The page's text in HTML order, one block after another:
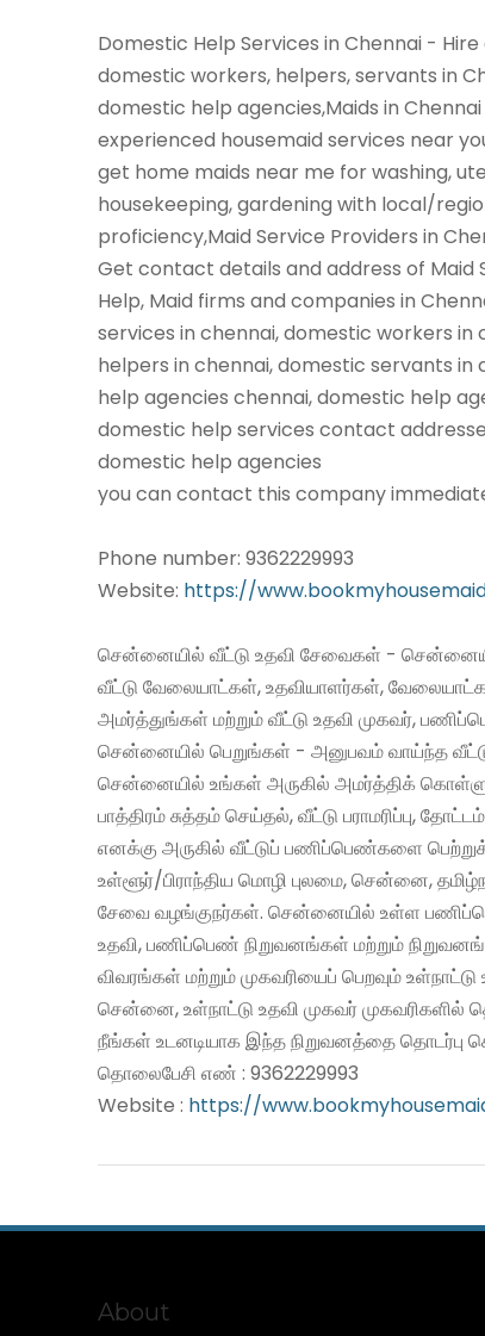
Domestic Help Services in Chennai -
domestic workers, helpers, servants in
domestic help agencies,Maids in
experienced housemaid services near
get home maids near me for washing,
housekeeping, gardening with local/
proficiency,Maid Service Providers in
Get contact details and address of Maid
Help, Maid firms and companies in
services in chennai, domestic workers in
helpers in chennai, domestic servants in
help agencies chennai, domestic help
domestic help services contact
domestic help agencies
you can contact this company
Phone number: 9362229993
Website: https://
சென்னையில் வீட்டு உதவி சேவைகள் -
வீட்டு வேலையாட்கள், உதவியாளர்கள்,
அமர்த்துங்கள் மற்றும் வீட்டு உதவி முகவர்,
சென்னையில் பெறுங்கள் - அனுபவம் வாய்ந்த
சென்னையில் உங்கள் அருகில் அமர்த்திக்
பாத்திரம் சுத்தம் செய்தல், வீட்டு பராமரிப்பு,
எனக்கு அருகில் வீட்டுப் பணிப்பெண்களை
உள்ளூர்/பிராந்திய மொழி புலமை, சென்னை,
சேவை வழங்குநர்கள். சென்னையில் உள்ள
உதவி, பணிப்பெண் நிறுவனங்கள் மற்றும்
விவரங்கள் மற்றும் முகவரியைப் பெறவும்
சென்னை, உள்நாட்டு உதவி முகவர் முகவரிகளில்
நீங்கள் உடனடியாக இந்த நிறுவனத்தை தொடர்பு
தொலைபேசி எண் : 9362229993
Website : https://
About